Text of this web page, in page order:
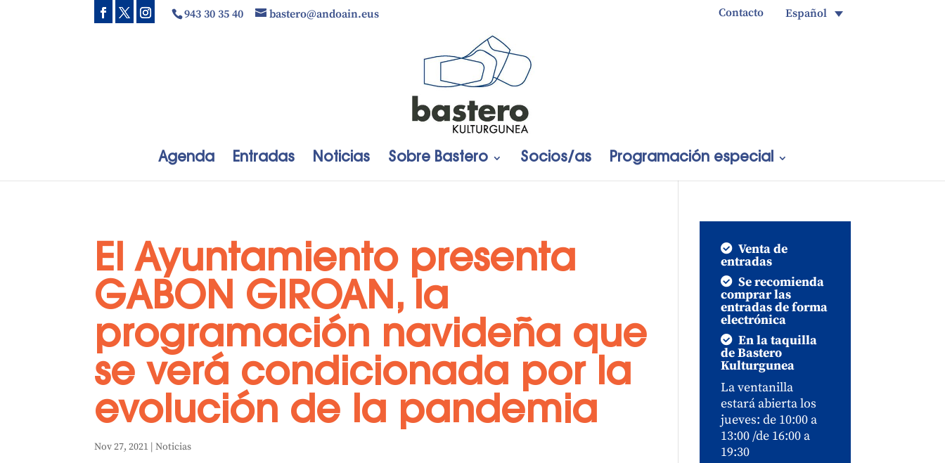
943 30 35 40 bastero@andoain.eus Español
Contacto
Agenda Entradas Noticias Sobre Bastero Socios/as Programación especial
El Ayuntamiento presenta
GABON GIROAN, la
programación navideña que
se verá condicionada por la
evolución de la pandemia
Nov 27, 2021 |Noticias
Venta de
entradas
Se recomienda
comprar las
entradas de forma
electrónica
En la taquilla
de Bastero
Kulturgunea
La ventanilla
estará abierta los
jueves: de 10:00 a
13:00 /de 16:00 a
19:30